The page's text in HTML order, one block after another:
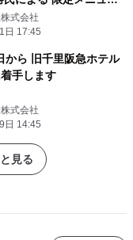
き氷、アートイベント
トも開催。
式会社
日 17:45
から 旧千里阪急ホテル
手します
式会社
日 14:45
見る